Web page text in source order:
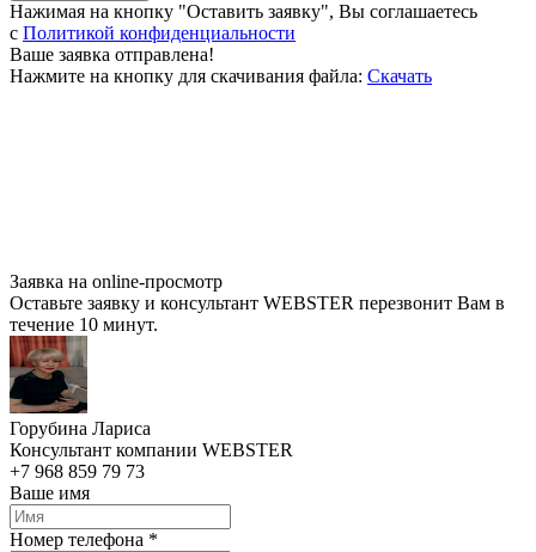
Нажимая на кнопку "Оставить заявку", Вы соглашаетесь
c Политикой конфиденциальности
Ваше заявка отправлена!
Нажмите на кнопку для скачивания файла: Скачать
Заявка на online-просмотр
Оставьте заявку и консультант WEBSTER перезвонит Вам в
течение 10 минут.
Горубина Лариса
Консультант компании WEBSTER
+7 968 859 79 73
Ваше имя
Номер телефона *